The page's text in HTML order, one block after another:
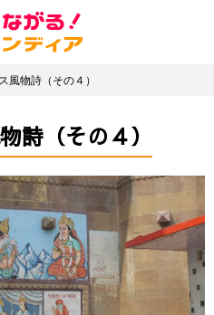
風物詩（その４）
詩（その４）